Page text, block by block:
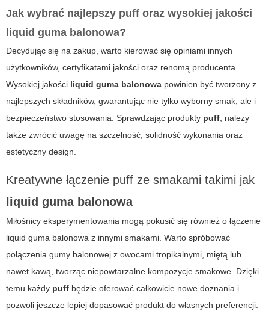
Jak wybrać najlepszy puff oraz wysokiej jakości
liquid guma balonowa?
Decydując się na zakup, warto kierować się opiniami innych
użytkowników, certyfikatami jakości oraz renomą producenta.
Wysokiej jakości liquid guma balonowa powinien być tworzony z
najlepszych składników, gwarantując nie tylko wyborny smak, ale i
bezpieczeństwo stosowania. Sprawdzając produkty puff, należy
także zwrócić uwagę na szczelność, solidność wykonania oraz
estetyczny design.
Kreatywne łączenie puff ze smakami takimi jak
liquid guma balonowa
Miłośnicy eksperymentowania mogą pokusić się również o łączenie
liquid guma balonowa z innymi smakami. Warto spróbować
połączenia gumy balonowej z owocami tropikalnymi, miętą lub
nawet kawą, tworząc niepowtarzalne kompozycje smakowe. Dzięki
temu każdy puff będzie oferować całkowicie nowe doznania i
pozwoli jeszcze lepiej dopasować produkt do własnych preferencji.